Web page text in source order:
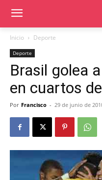
Inicio Deporte
Deporte
Brasil golea
en cuartos
Por Francisco - 29 de junio de